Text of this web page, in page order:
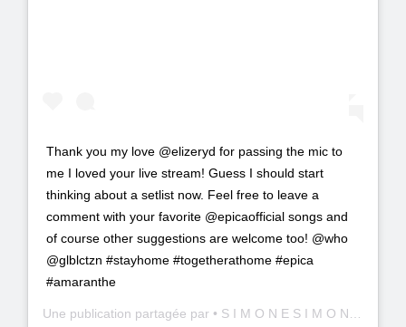
Thank you my love @elizeryd for passing the mic to
me I loved your live stream! Guess I should start
thinking about a setlist now. Feel free to leave a
comment with your favorite @epicaofficial songs and
of course other suggestions are welcome too! @who
@glblctzn #stayhome #togetherathome #epica
#amaranthe
Une publication partagée par • S I M O N E S I M O N S •